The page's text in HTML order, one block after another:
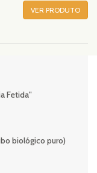
VER PRODUTO
Fetida"
biológico puro)